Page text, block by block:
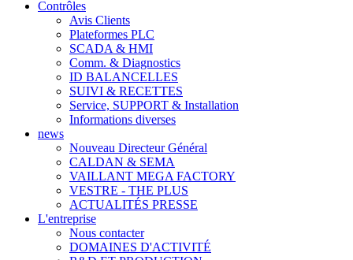
Contrôles
Avis Clients
Plateformes PLC
SCADA & HMI
Comm. & Diagnostics
ID BALANCELLES
SUIVI & RECETTES
Service, SUPPORT & Installation
Informations diverses
news
Nouveau Directeur Général
CALDAN & SEMA
VAILLANT MEGA FACTORY
VESTRE - THE PLUS
ACTUALITÉS PRESSE
L'entreprise
Nous contacter
DOMAINES D'ACTIVITÉ